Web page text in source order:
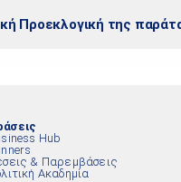
Προεκλογική της
Hub
& Παρεμβάσεις
Ακαδημία